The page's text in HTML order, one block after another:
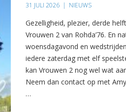
31 JULI 2026 | NIEUWS
Gezelligheid, plezier, derde
Vrouwen 2 van Rohda’76. En
woensdagavond en
iedere zaterdag met elf
kan Vrouwen 2 nog wel wat
Neem dan contact op met
…